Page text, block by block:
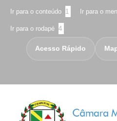
Ir para o conteúdo 1 Ir para o
Ir para o rodapé 4
Acesso Rápido